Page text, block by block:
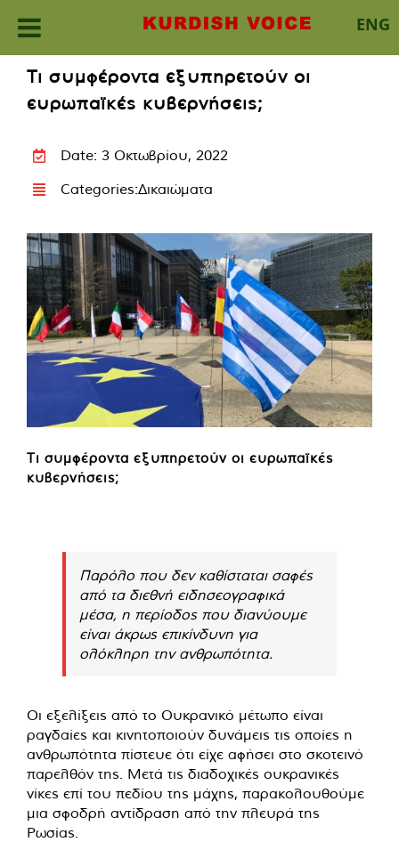
ENG
content
Τι συμφέροντα εξυπηρετούν οι
ευρωπαϊκές κυβερνήσεις;
Date: 3 Οκτωβρίου, 2022
Categories:Δικαιώματα
Τι συμφέροντα εξυπηρετούν οι ευρωπαϊκές
κυβερνήσεις;
Παρόλο που δεν καθίσταται σαφές
από τα διεθνή ειδησεογραφικά
μέσα, η περίοδος που διανύουμε
είναι άκρως επικίνδυνη για
ολόκληρη την ανθρωπότητα.
Οι εξελίξεις από το Ουκρανικό μέτωπο είναι
ραγδαίες και κινητοποιούν δυνάμεις τις οποίες η
ανθρωπότητα πίστευε ότι είχε αφήσει στο σκοτεινό
παρελθόν της. Μετά τις διαδοχικές ουκρανικές
νίκες επί του πεδίου της μάχης, παρακολουθούμε
μια σφοδρή αντίδραση από την πλευρά της
Ρωσίας.